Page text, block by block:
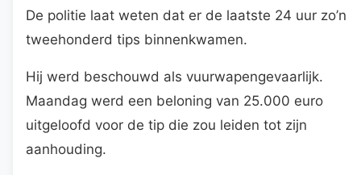
De politie laat weten dat er de laatste 24 uur zo’n
tweehonderd tips binnenkwamen.
Hij werd beschouwd als vuurwapengevaarlijk.
Maandag werd een beloning van 25.000 euro
uitgeloofd voor de tip die zou leiden tot zijn
aanhouding.